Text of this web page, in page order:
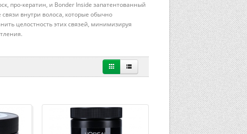
про-кератин, и Bonder Inside запатентованный
внутри волоса, которые обычно
целостность этих связей, минимизируя